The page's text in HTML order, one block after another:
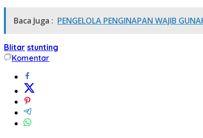
Baca Juga : PENGELOLA PENGINAPAN WAJIB
Blitar stunting
Komentar